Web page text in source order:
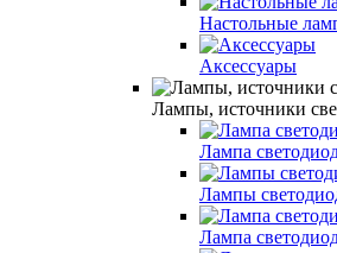
Настольные
Аксессуары
Лампы, источники
Лампа
Лампы
Лампа